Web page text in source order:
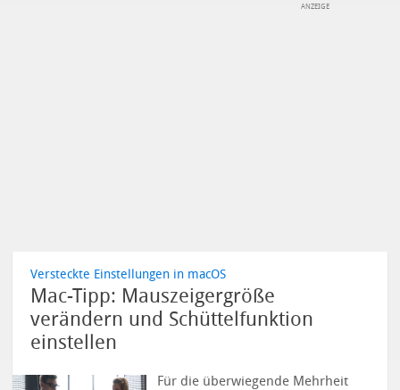
Versteckte Einstellungen in macOS
Mac-Tipp: Mauszeigergröße
verändern und Schüttelfunktion
einstellen
Für die überwiegende Mehrheit